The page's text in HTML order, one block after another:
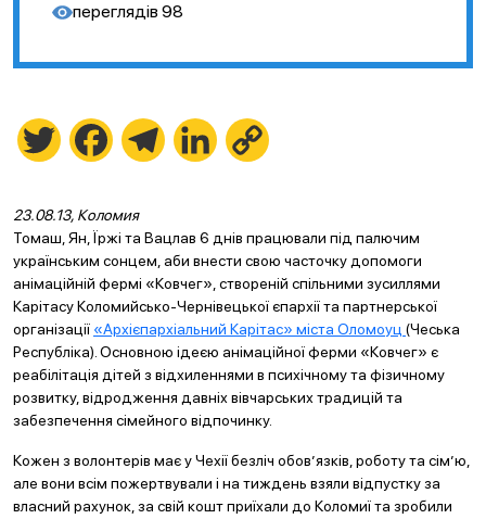
переглядів 98
Twitter FacebookTelegramLinkedIn
23.08.13, Коломия
Томаш, Ян, Їржі та Вацлав 6 днів працювали під палючим
українським сонцем, аби внести свою часточку допомоги
анімаційній фермі «Ковчег», створеній спільними зусиллями
Карітасу Коломийсько-Чернівецької єпархії та партнерської
організації «Архієпархіальний Карітас» міста Оломоуц (Чеська
Республіка). Основною ідеєю анімаційної ферми «Ковчег» є
реабілітація дітей з відхиленнями в психічному та фізичному
розвитку, відродження давніх вівчарських традицій та
забезпечення сімейного відпочинку.
Кожен з волонтерів має у Чехії безліч обов’язків, роботу та сім’ю,
але вони всім пожертвували і на тиждень взяли відпустку за
власний рахунок, за свій кошт приїхали до Коломиї та зробили